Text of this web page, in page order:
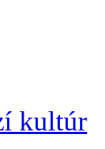
kultúr